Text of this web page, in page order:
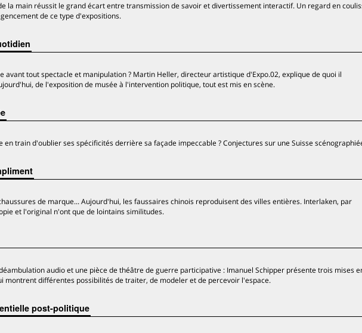
la main réussit le grand écart entre transmission de savoir et divertissement interactif. Un regard en
de ce type d'expositions.
avant tout spectacle et manipulation ? Martin Heller, directeur artistique d'Expo.02, explique de quoi il
de l'exposition de musée à l'intervention politique, tout est mis en scène.
en train d'oublier ses spécificités derrière sa façade impeccable ? Conjectures sur une Suisse
de marque... Aujourd'hui, les faussaires chinois reproduisent des villes entières. Interlaken, par
et l'original n'ont que de lointains similitudes.
audio et une pièce de théâtre de guerre participative : Imanuel Schipper présente trois mises
montrent différentes possibilités de traiter, de modeler et de percevoir l'espace.
post-politique